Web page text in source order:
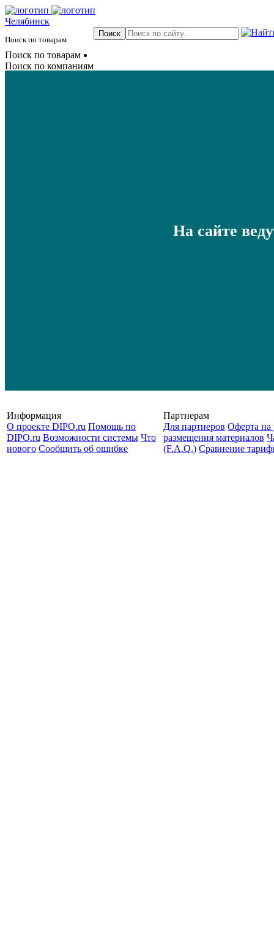
Челябинск
Поиск по товарам
Поиск по товарам
Поиск по компаниям
На сайте
Информация
О проекте DIPO.ru Помощь по
DIPO.ru Возможности системы Что
нового Сообщить об ошибке
Партнерам
Для партнеров Оферта на
размещения материалов
(F.A.Q.) Cравнение